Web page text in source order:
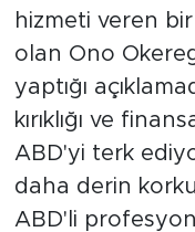
hizmeti veren
olan Ono
yaptığı
kırıklığı ve
ABD'yi terk
daha derin
ABD'li